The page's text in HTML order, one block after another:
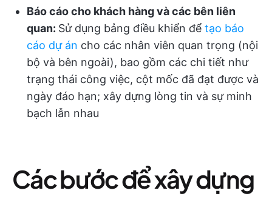
Báo cáo cho khách hàng và các bên liên
quan: Sử dụng bảng điều khiển để tạo báo
cáo dự án cho các nhân viên quan trọng (nội
bộ và bên ngoài), bao gồm các chi tiết như
trạng thái công việc, cột mốc đã đạt được và
ngày đáo hạn; xây dựng lòng tin và sự minh
bạch lẫn nhau
Các bước để xây dựng